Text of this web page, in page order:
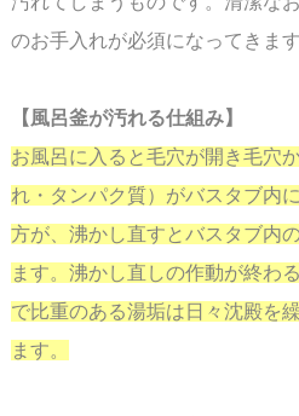
のお手入れが必須になってきます
【風呂釜が汚れる仕組み】
お風呂に入ると毛穴が開き毛穴
れ・タンパク質）がバスタブ内
方が、沸かし直すとバスタブ内
ます。沸かし直しの作動が終わ
で比重のある湯垢は日々沈殿を
ます。